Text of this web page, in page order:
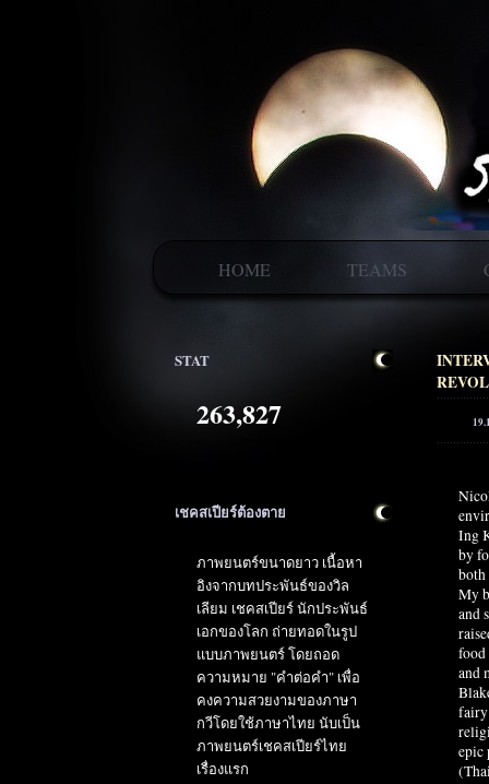
HOME TEAMS
STAT
263,827
เชคสเปียร์ต้องตาย
ภาพยนตร์ขนาดยาว เนื้อหา
อิงจากบทประพันธ์ของวิล
เลียม เชคสเปียร์ นักประพันธ์
เอกของโลก ถ่ายทอดในรูป
แบบภาพยนตร์ โดยถอด
ความหมาย "คำต่อคำ" เพื่อ
คงความสวยงามของภาษา
กวีโดยใช้ภาษาไทย นับเป็น
ภาพยนตร์เชคสเปียร์ไทย
เรื่องแรก
Ing
by
both
My
and
food
and
fairy
epic